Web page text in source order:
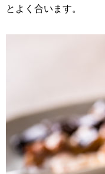
とよく合います。